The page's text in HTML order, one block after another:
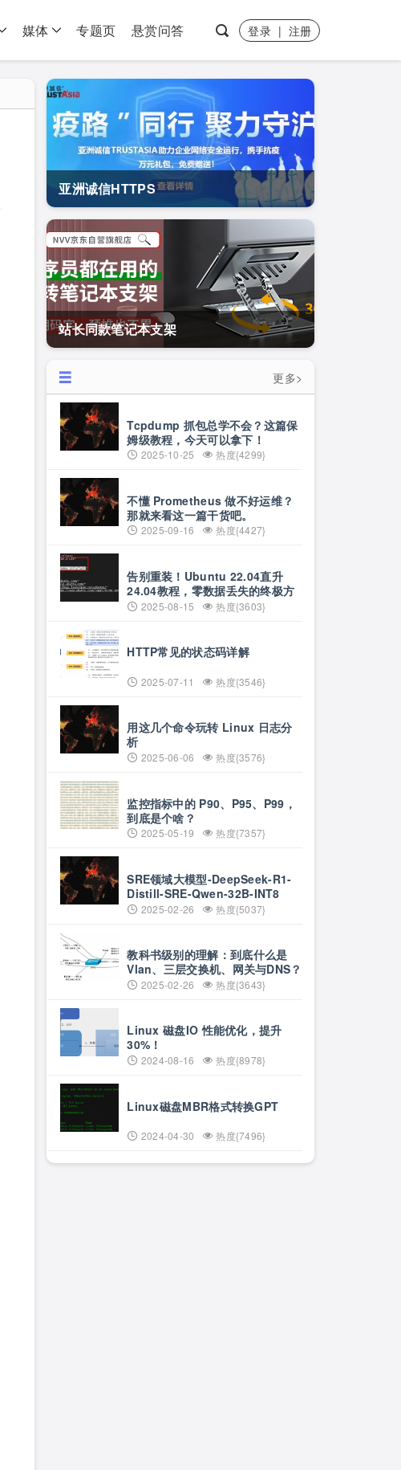
媒体 专题页 悬赏问答 登录 | 注册
亚洲诚信HTTPS
站长同款笔记本支架
更多>
Tcpdump 抓包总学不会？这篇保
姆级教程，今天可以拿下！
2025-10-25 热度{4299}
不懂 Prometheus 做不好运维？
那就来看这一篇干货吧。
2025-09-16 热度{4427}
告别重装！Ubuntu 22.04直升
24.04教程，零数据丢失的终极方
案 2025-08-15 热度{3603}
HTTP常见的状态码详解
2025-07-11 热度{3546}
用这几个命令玩转 Linux 日志分
析
2025-06-06 热度{3576}
监控指标中的 P90、P95、P99，
到底是个啥？
2025-05-19 热度{7357}
SRE领域大模型-DeepSeek-R1-
Distill-SRE-Qwen-32B-INT8
2025-02-26 热度{5037}
教科书级别的理解：到底什么是
Vlan、三层交换机、网关与DNS？
2025-02-26 热度{3643}
Linux 磁盘IO 性能优化，提升
30%！
2024-08-16 热度{8978}
Linux磁盘MBR格式转换GPT
2024-04-30 热度{7496}